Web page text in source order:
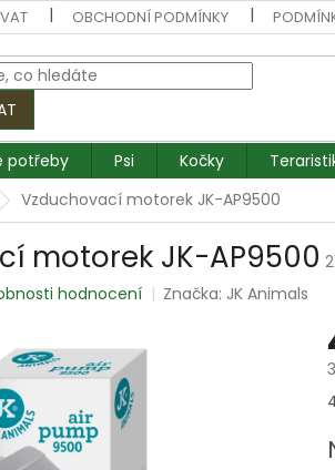
OBCHODNÍ PODMÍNKY
potřeby Psi Kočky
Vzduchovací motorek JK-AP9500
motorek JK-AP9500
hodnocení Značka: JK Animals